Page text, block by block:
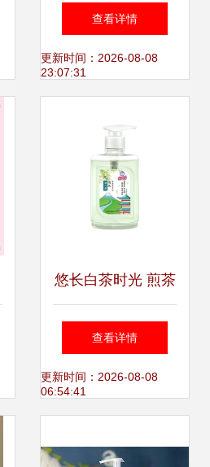
净整箱套装与蓝月
亮洗手液比较 功
议
查看详情
更新时间：2026-08-08
23:07:31
悠长白茶时光 煎茶
清香下的洗手仪式
与家庭守护
查看详情
更新时间：2026-08-08
06:54:41